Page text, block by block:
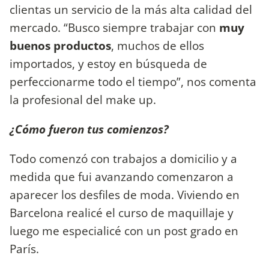
clientas un servicio de la más alta calidad del
mercado. “Busco siempre trabajar con muy
buenos productos, muchos de ellos
importados, y estoy en búsqueda de
perfeccionarme todo el tiempo”, nos comenta
la profesional del make up.
¿Cómo fueron tus comienzos?
Todo comenzó con trabajos a domicilio y a
medida que fui avanzando comenzaron a
aparecer los desfiles de moda. Viviendo en
Barcelona realicé el curso de maquillaje y
luego me especialicé con un post grado en
París.